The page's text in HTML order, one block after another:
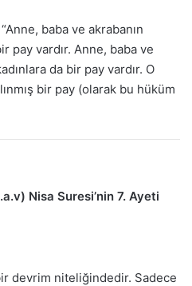
“Anne, baba ve akrabanın
pay vardır. Anne, baba ve
da bir pay vardır. O
bir pay (olarak bu hüküm
Nisa Suresi’nin 7. Ayeti
devrim niteliğindedir. Sadece